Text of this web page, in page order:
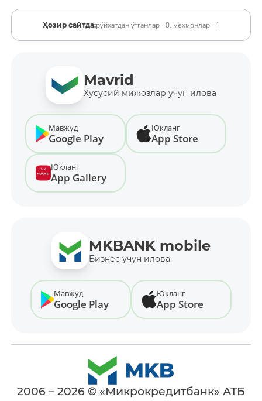
Ҳозир сайтда:рўйхатдан ўтганлар - 0, меҳмонлар - 1
Mavrid
Хусусий мижозлар учун илова
Мавжуд
Google Play
Юкланг
App Store
Юкланг
App Gallery
MKBANK mobile
Бизнес учун илова
Мавжуд
Google Play
Юкланг
App Store
2006 – 2026 © «Микрокредитбанк» АТБ